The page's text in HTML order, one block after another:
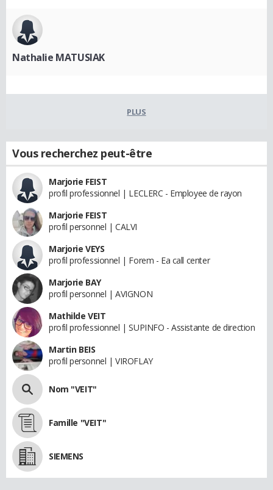
Nathalie MATUSIAK
PLUS
Vous recherchez peut-être
Marjorie FEIST
profil professionnel | LECLERC - Employee de rayon
Marjorie FEIST
profil personnel | CALVI
Marjorie VEYS
profil professionnel | Forem - Ea call center
Marjorie BAY
profil personnel | AVIGNON
Mathilde VEIT
profil professionnel | SUPINFO - Assistante de direction
Martin BEIS
profil personnel | VIROFLAY
Nom "VEIT"
Famille "VEIT"
SIEMENS